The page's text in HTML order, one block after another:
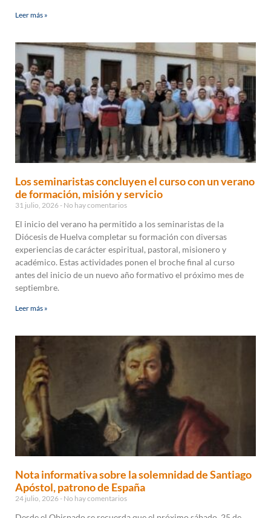
Leer más »
Los seminaristas concluyen el curso con un verano
de formación, misión y servicio
31 julio, 2026 No hay comentarios
El inicio del verano ha permitido a los seminaristas de la
Diócesis de Huelva completar su formación con diversas
experiencias de carácter espiritual, pastoral, misionero y
académico. Estas actividades ponen el broche final al curso
antes del inicio de un nuevo año formativo el próximo mes de
septiembre.
Leer más »
Nota informativa sobre la solemnidad de Santiago
Apóstol, patrono de España
24 julio, 2026 No hay comentarios